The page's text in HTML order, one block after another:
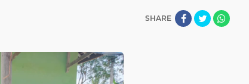
SHARE